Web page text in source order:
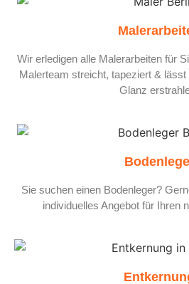
Wir erledigen alle Malerarbeiten für
Malerteam streicht, tapeziert &
Glanz
Sie suchen einen Bodenleger?
individuelles Angebot für Ihren